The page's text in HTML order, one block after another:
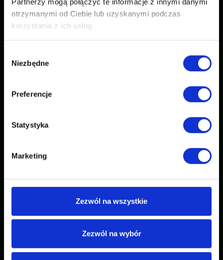
Partnerzy mogą połączyć te informacje z innymi danymi
otrzymanymi od Ciebie lub uzyskanymi podczas
korzystania z ich usług.
zgody
Niezbędne
Preferencje
Statystyka
Marketing
Zezwól na wszystkie
Zezwól na wybór